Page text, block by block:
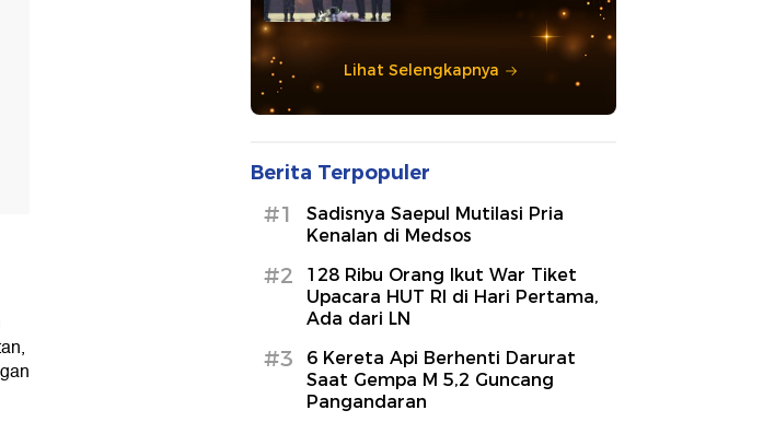
Lihat Selengkapnya
Berita Terpopuler
#1
Sadisnya Saepul Mutilasi Pria
Kenalan di Medsos
#2
128 Ribu Orang Ikut War Tiket
Upacara HUT RI di Hari Pertama,
Ada dari LN
#3
6 Kereta Api Berhenti Darurat
Saat Gempa M 5,2 Guncang
Pangandaran